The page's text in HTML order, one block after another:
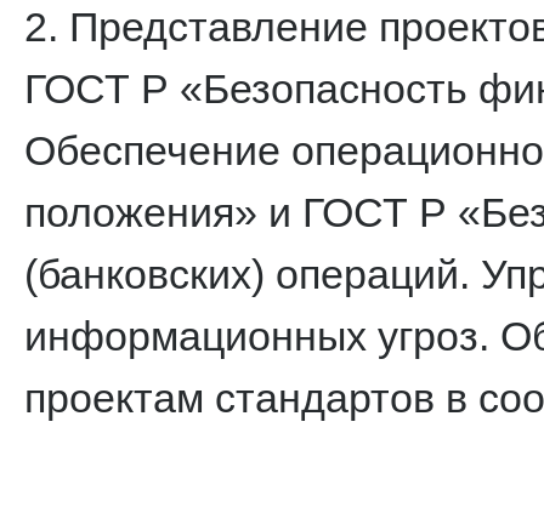
2. Представление
ГОСТ Р «Безопасность
Обеспечение
положения» и ГОСТ Р
(банковских) операций.
информационных угроз.
проектам стандартов в